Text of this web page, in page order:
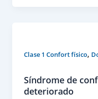
Clase 1 Confort físico,
Síndrome de
deteriorado